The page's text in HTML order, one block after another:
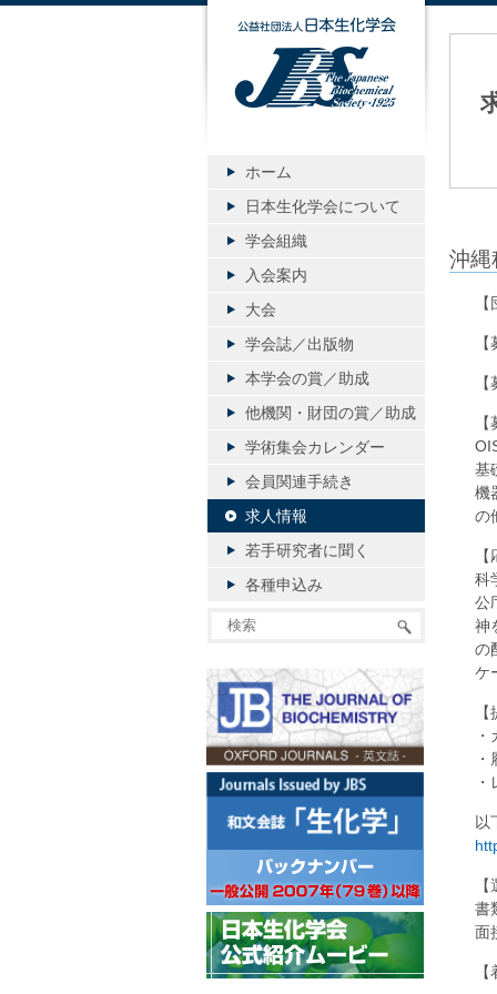
沖
基
機
の
科
公
神
の
ケ
以
書
面
公益社
ホーム
日本生化学会について
学会組織
入会案内
大会
学会誌／出版物
本学会の賞／助成
他機関・財団の賞／助成
学術集会カレンダー
会員関連手続き
求人情報
若手研究者に聞く
各種申込み